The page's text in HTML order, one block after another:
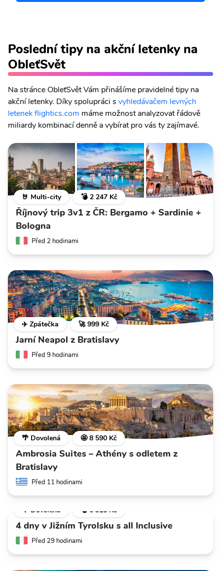
Poslední tipy na akční letenky na
ObleťSvět
Na stránce ObleťSvět Vám přinášíme pravidelné tipy na
akční letenky. Díky spolupráci s vyhledávačem levných
letenek flightics.com máme možnost analyzovat řádově
miliardy kombinací denně a vybírat pro vás ty zajímavé.
🤘 Multi-city 💣 2 247 Kč
Říjnový trip 3v1 z ČR: Bergamo + Sardinie +
Bologna
Před 2 hodinami
✈️ Zpátečka 🚀 999 Kč
Jarní Neapol z Bratislavy
Před 9 hodinami
🌴 Dovolená 🤩 8 590 Kč
Ambrosia Suites – Athény s odletem z
Bratislavy
Před 11 hodinami
🌴 Dovolená 💣 6 318 Kč
4 dny v Jižním Tyrolsku s all Inclusive
Před 29 hodinami